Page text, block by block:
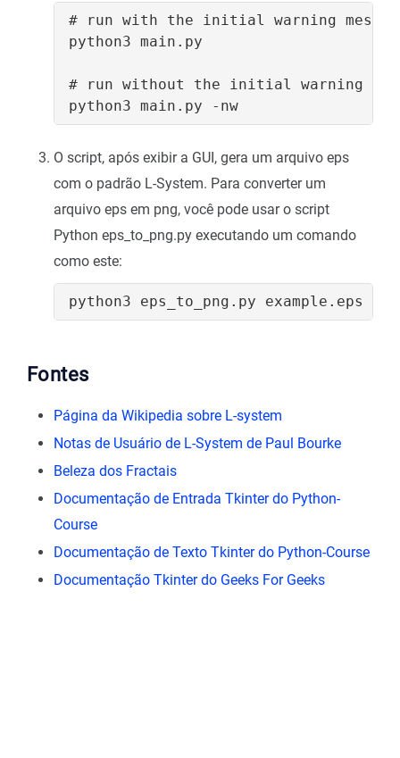
# run with the initial warning
python3 main.py
# run without the initial warning
O script, após exibir a GUI, gera um arquivo eps
com o padrão L-System. Para converter um
arquivo eps em png, você pode usar o script
Python eps_to_png.py executando um comando
como este:
Fontes
Página da Wikipedia sobre L-system
Notas de Usuário de L-System de Paul Bourke
Beleza dos Fractais
Documentação de Entrada Tkinter do Python-
Course
Documentação de Texto Tkinter do Python-Course
Documentação Tkinter do Geeks For Geeks